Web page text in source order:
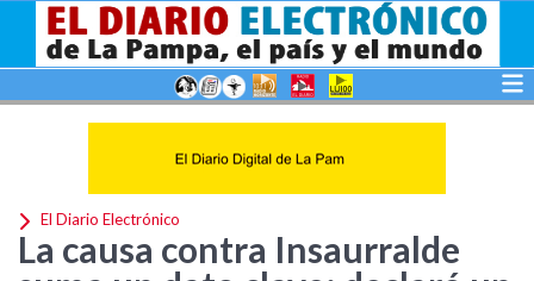
El Diario Electrónico
La causa contra Insaurralde